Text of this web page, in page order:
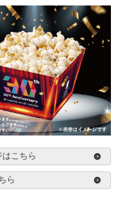
はこちら
ら